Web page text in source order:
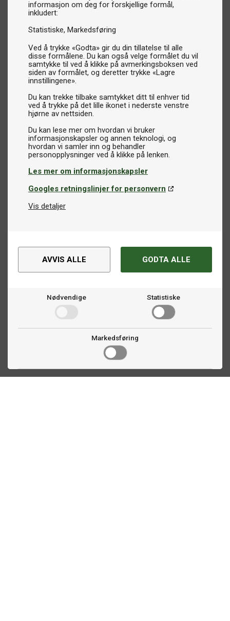
informasjon om deg for forskjellige formål,
inkludert:
Statistiske Markedsføring
Ved å trykke «Godta» gir du din tillatelse til alle
disse formålene. Du kan også velge formålet du vil
samtykke til ved å klikke på avmerkingsboksen ved
siden av formålet, og deretter trykke «Lagre
innstillingene».
Du kan trekke tilbake samtykket ditt til enhver tid
ved å trykke på det lille ikonet i nederste venstre
hjørne av nettsiden.
Du kan lese mer om hvordan vi bruker
informasjonskapsler og annen teknologi, og
hvordan vi samler inn og behandler
Les mer om informasjonskapsler
Googles retningslinjer for personvern
Vis detaljer
AVVIS ALLE GODTA ALLE
Nødvendige Statistiske
Markedsføring